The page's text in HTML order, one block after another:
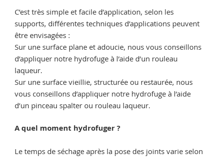
C’est très simple et facile d’application, selon les
supports, différentes techniques d’applications peuvent
être envisagées :
Sur une surface plane et adoucie, nous vous conseillons
d’appliquer notre hydrofuge à l’aide d’un rouleau
laqueur.
Sur une surface vieillie, structurée ou restaurée, nous
vous conseillons d’appliquer notre hydrofuge à l’aide
d’un pinceau spalter ou rouleau laqueur.
A quel moment hydrofuger ?
Le temps de séchage après la pose des joints varie selon